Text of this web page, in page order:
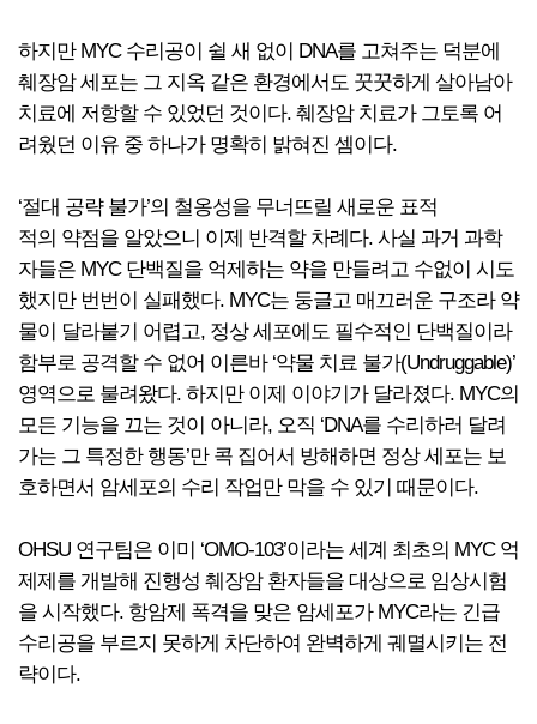
하지만 MYC 수리공이 쉴 새 없이 DNA를 고쳐주는 덕분에
췌장암 세포는 그 지옥 같은 환경에서도 꿋꿋하게 살아남아
치료에 저항할 수 있었던 것이다. 췌장암 치료가 그토록 어
려웠던 이유 중 하나가 명확히 밝혀진 셈이다.
‘절대 공략 불가’의 철옹성을 무너뜨릴 새로운 표적
적의 약점을 알았으니 이제 반격할 차례다. 사실 과거 과학
자들은 MYC 단백질을 억제하는 약을 만들려고 수없이 시도
했지만 번번이 실패했다. MYC는 둥글고 매끄러운 구조라 약
물이 달라붙기 어렵고, 정상 세포에도 필수적인 단백질이라
함부로 공격할 수 없어 이른바 ‘약물 치료 불가(Undruggable)’
영역으로 불려왔다. 하지만 이제 이야기가 달라졌다. MYC의
모든 기능을 끄는 것이 아니라, 오직 ‘DNA를 수리하러 달려
가는 그 특정한 행동’만 콕 집어서 방해하면 정상 세포는 보
호하면서 암세포의 수리 작업만 막을 수 있기 때문이다.
OHSU 연구팀은 이미 ‘OMO-103’이라는 세계 최초의 MYC 억
제제를 개발해 진행성 췌장암 환자들을 대상으로 임상시험
을 시작했다. 항암제 폭격을 맞은 암세포가 MYC라는 긴급
수리공을 부르지 못하게 차단하여 완벽하게 궤멸시키는 전
략이다.